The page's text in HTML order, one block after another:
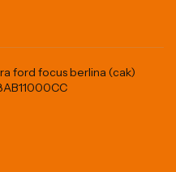
ford focus berlina (cak)